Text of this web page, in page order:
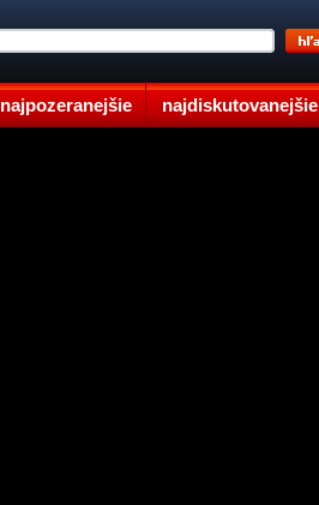
najpozeranejšie najdiskutovanejšie